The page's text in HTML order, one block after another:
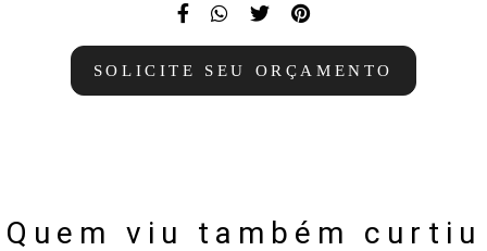
SOLICITE SEU ORÇAMENTO
Quem viu também curtiu